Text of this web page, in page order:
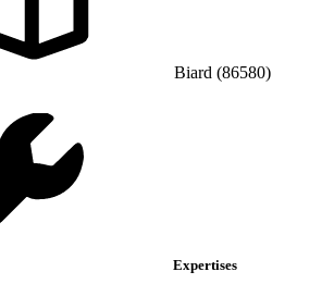
Biard (86580)
Expertises